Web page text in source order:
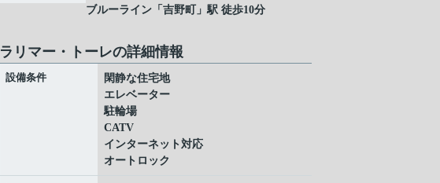
ブルーライン 「 吉野町 」駅 徒歩10分
ラリマー・トーレの詳細情報
設備条件
閑静な住宅地
エレベーター
駐輪場
CATV
インターネット対応
オートロック